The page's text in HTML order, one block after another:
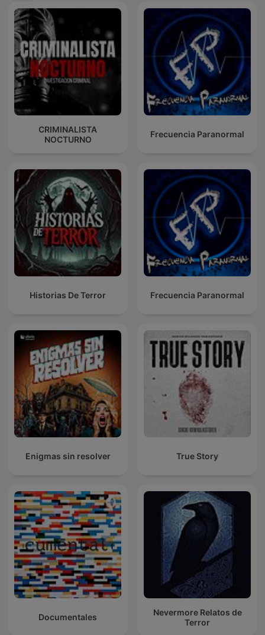
CRIMINALISTA
NOCTURNO
Frecuencia Paranormal
Historias De Terror Frecuencia Paranormal
Enigmas sin resolver True Story
Documentales
Nevermore Relatos de
Terror